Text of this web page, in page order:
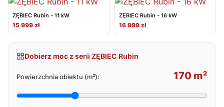
ZĘBIEC Rubin - 11 kW
15 999 zł
ZĘBIEC Rubin - 16 kW
16 999 zł
Dobierz moc z serii ZĘBIEC Rubin
Powierzchnia obiektu (m²): 170 m²